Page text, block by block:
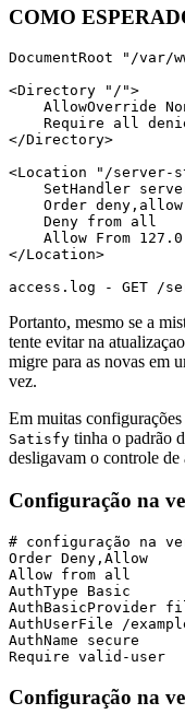
COMO
DocumentRoot "/var/
<Directory "/">
AllowOverride
Require all
</Directory>
<Location "/server-
SetHandler
    Order deny,allow
    Deny from all
Allow From
</Location>
access.log - GET /
Portanto, mesmo se a
tente evitar na
migre para as novas em
vez.
Em muitas
Satisfy tinha o padrão
desligavam o controle de
Configuração na
# configuração na
Order Deny,Allow
Allow from all
AuthType Basic
AuthBasicProvider
AuthUserFile /
AuthName secure
Require valid-user
Configuração na